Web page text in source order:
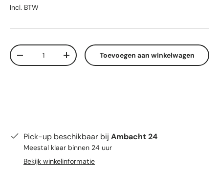
Incl. BTW
Aantal
Verlaag de hoeveelheidVerhoog de hoeveelheid
Toevoegen aan winkelwagen
Pick-up beschikbaar bij Ambacht 24
Meestal klaar binnen 24 uur
Bekijk winkelinformatie